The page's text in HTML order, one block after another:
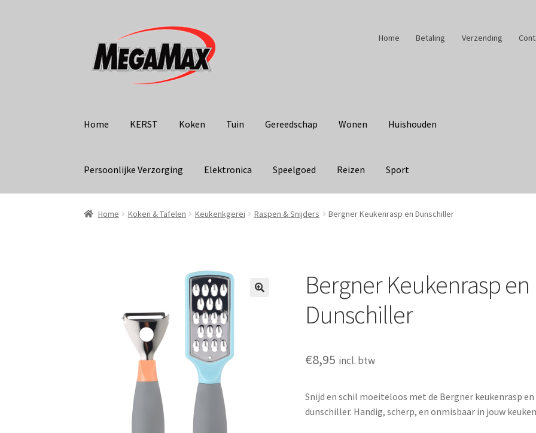
door
naar
naar
Home Betaling Verzending
Home KERST Koken Tuin Gereedschap Wonen Huishouden
Persoonlijke Verzorging Elektronica Speelgoed Reizen Sport
Home Koken & Tafelen Keukenkgerei Raspen & Snijders Bergner Keukenrasp en Dunschiller
Bergner Keukenrasp en
Dunschiller
€8,95 incl. btw
Snijd en schil moeiteloos met de Bergner keukenrasp en
dunschiller. Handig, scherp, en onmisbaar in jouw